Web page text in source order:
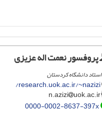
پروفسور نعمت اله عزیزی
استاد دانشگاه کردستان
research.uok.ac.ir/~nazizi/
uok.ac.ir
0000-0002-8637-397x